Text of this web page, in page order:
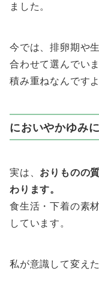
ました。
今では、排卵期や
合わせて選んでい
積み重ねなんですよ
においやかゆみ
実は、 おりものの
わります。
食生活・下着の素
しています。
私が意識して変え